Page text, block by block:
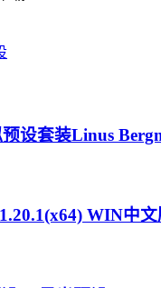
设套装Linus
WIN中